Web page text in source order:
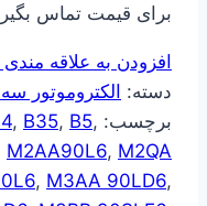
برای قیمت تماس
افزودن به علاقه مندی
دسته: الکتروموتور سه
برچسب:
, B35, B5,
M2AA90L6, M2QA
, M3AA 90LD6,